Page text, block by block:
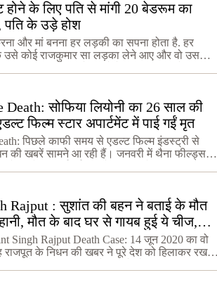
होने के लिए पति से मांगी 20 बेडरूम का
के उड़े होश
और मां बनना हर लड़की का सपना होता है. हर
उसे कोई राजकुमार सा लड़का लेने आए और वो उसके
Death: सोफिया लियोनी का 26 साल की
फिल्म स्टार अपार्टमेंट में पाई गईं मृत
पिछले काफी समय से एडल्ट फिल्म इंडस्ट्री से
की खबरें सामने आ रही हैं। जनवरी में थैना फील्ड्स
Rajput : सुशांत की बहन ने बताई के मौत
मौत के बाद घर से गायब हुई ये चीज,
Singh Rajput Death Case: 14 जून 2020 का वो
राजपूत के निधन की खबर ने पूरे देश को हिलाकर रख